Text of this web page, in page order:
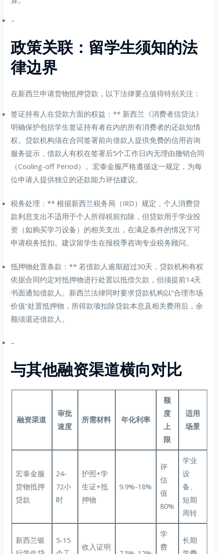
–
政策关联：留学生须知的法
律边界
在新西兰申请货物抵押贷款，以下法律要点值得特别关注：
签证持有人在贷款方面的权益：** 新西兰《消费者信贷法》
明确保护包括学生签证持有者在内的所有消费者的还款知情
权。贷款机构须在合同签署前向借款人提供免费的信用咨询
服务提示，借款人有权在签署后5个工作日内无理由撤销合同
（Cooling-off Period）。宏泰金服严格遵循这一规定，为每
位申请人提供独立的还款能力评估建议。
税务处理：** 根据新西兰税务局（IRD）规定，个人消费贷
款利息支出不适用于个人所得税前扣除，但贷款用于学业投
资（如购买学习设备）的相关支出，在满足条件的情况下可
申请税务抵扣。建议留学生在报税季咨询专业税务顾问。
抵押物处置条款：** 若借款人逾期超过30天，贷款机构有权
依据合同约定对抵押物进行处置以抵偿欠款，但须提前14天
书面通知借款人。新西兰法律同时要求贷款机构以”合理市场
价值”处置抵押物，所得款项扣除贷款本息及相关费用后，余
额须退还借款人。
–
与其他融资渠道横向对比
融资渠道
审批
速度
所需材料 年化利率
额
度
上
限
适用
场景
宏泰金服
货物抵押
贷款
24-
72小
时
护照+学
生证+抵
押物
9.9%-18%
评
估
值
80%
学业
设
备、
短期
周转
新西兰银
5-15
收入证明
学
费
长期